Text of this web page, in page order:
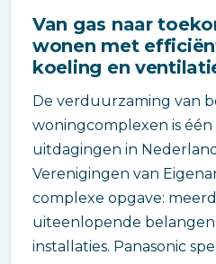
Van gas naar
wonen met
koeling en
De verduurzaming van
woningcomplexen is
uitdagingen in
Verenigingen van
complexe opgave:
uiteenlopende
installaties. Panasonic